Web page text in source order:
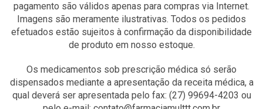
pagamento são válidos apenas para compras via Internet.
Imagens são meramente ilustrativas. Todos os pedidos
efetuados estão sujeitos à confirmação da disponibilidade
de produto em nosso estoque.
Os medicamentos sob prescrição médica só serão
dispensados mediante a apresentação da receita médica, a
qual deverá ser apresentada pelo fax: (27) 99694-4203 ou